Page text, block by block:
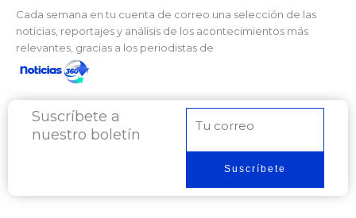
Cada semana en tu cuenta de correo una selección de las
noticias, reportajes y análisis de los acontecimientos más
relevantes, gracias a los periodistas de
Suscríbete a
nuestro boletín
electrónico
Suscríbete